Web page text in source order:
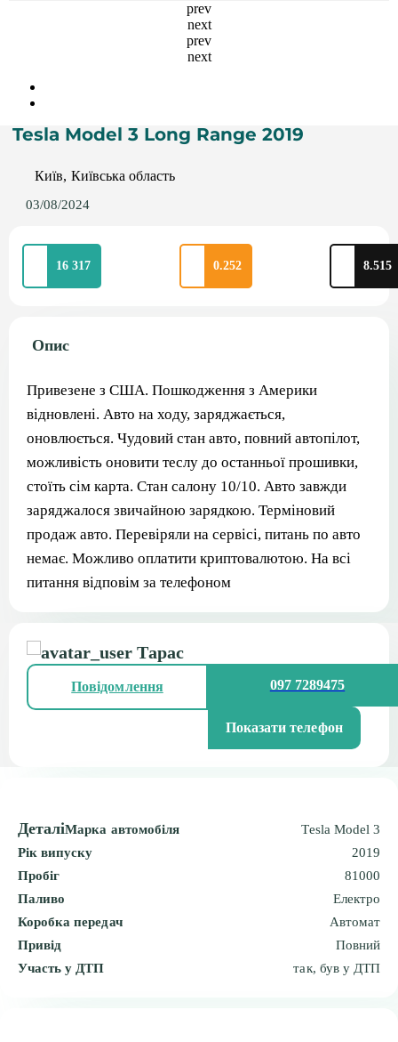
prev
next
prev
next
Tesla Model 3 Long Range 2019
Київ Київська область
03/08/2024
16 317 0.252 8.515
Опис
Привезене з США. Пошкодження з Америки
відновлені. Авто на ходу, заряджається,
оновлюється. Чудовий стан авто, повний автопілот,
можливість оновити теслу до останньої прошивки,
стоїть сім карта. Стан салону 10/10. Авто завжди
заряджалося звичайною зарядкою. Терміновий
продаж авто. Перевіряли на сервісі, питань по авто
немає. Можливо оплатити криптовалютою. На всі
питання відповім за телефоном
Тарас
Повідомлення 097 7289475
Показати телефон
ДеталіМарка автомобіля
Tesla Model 3
Рік випуску
2019
Пробіг
81000
Паливо
Електро
Коробка передач
Автомат
Привід
Повний
Участь у ДТП
так, був у ДТП